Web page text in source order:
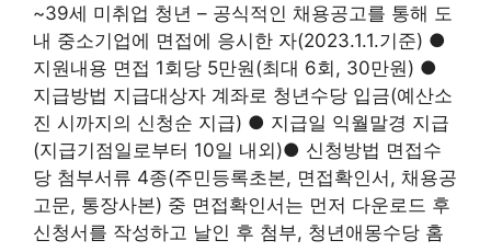
~39세 미취업 청년 – 공식적인 채용공고를 통해 도
내 중소기업에 면접에 응시한 자(2023.1.1.기준) ●
지원내용 면접 1회당 5만원(최대 6회, 30만원) ●
지급방법 지급대상자 계좌로 청년수당 입금(예산소
진 시까지의 신청순 지급) ● 지급일 익월말경 지급
(지급기점일로부터 10일 내외)● 신청방법 면접수
당 첨부서류 4종(주민등록초본, 면접확인서, 채용공
고문, 통장사본) 중 면접확인서는 먼저 다운로드 후
신청서를 작성하고 날인 후 첨부, 청년애몽수당 홈